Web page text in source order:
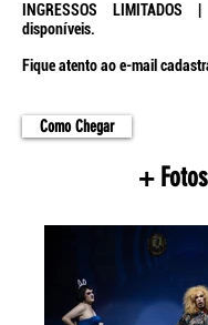
INGRESSOS
disponíveis.
Fique atento ao e-mail
Como Chegar
+ Fotos